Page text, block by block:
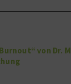
von Dr.